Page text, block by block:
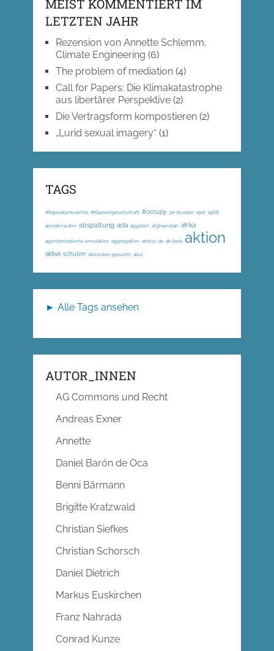
MEIST KOMMENTIERT IM
LETZTEN JAHR
Rezension von Annette Schlemm,
Climate Engineering (6)
The problem of mediation(4)
Call for Papers: Die Klimakatastrophe
aus libertärer Perspektive(2)
Die Vertragsform kompostieren(2)
„Lurid sexual imagery“ (1)
TAGS
#Kapitalismuskritik; #Klassengesellschaft #occupy 3d-drucker 1917 1968
abmahnwahn abspaltung acta ägypten afghanistan afrika
agentenbasierte simulation aggregation airbus ak ak-loek aktion
aktive schulen Aktivisten gesucht akut
► Alle Tags ansehen
AUTOR_INNEN
AG Commons und Recht
Andreas Exner
Annette
Daniel Barón de Oca
Benni Bärmann
Brigitte Kratzwald
Christian Siefkes
Christian Schorsch
Daniel Dietrich
Markus Euskirchen
Franz Nahrada
Conrad Kunze